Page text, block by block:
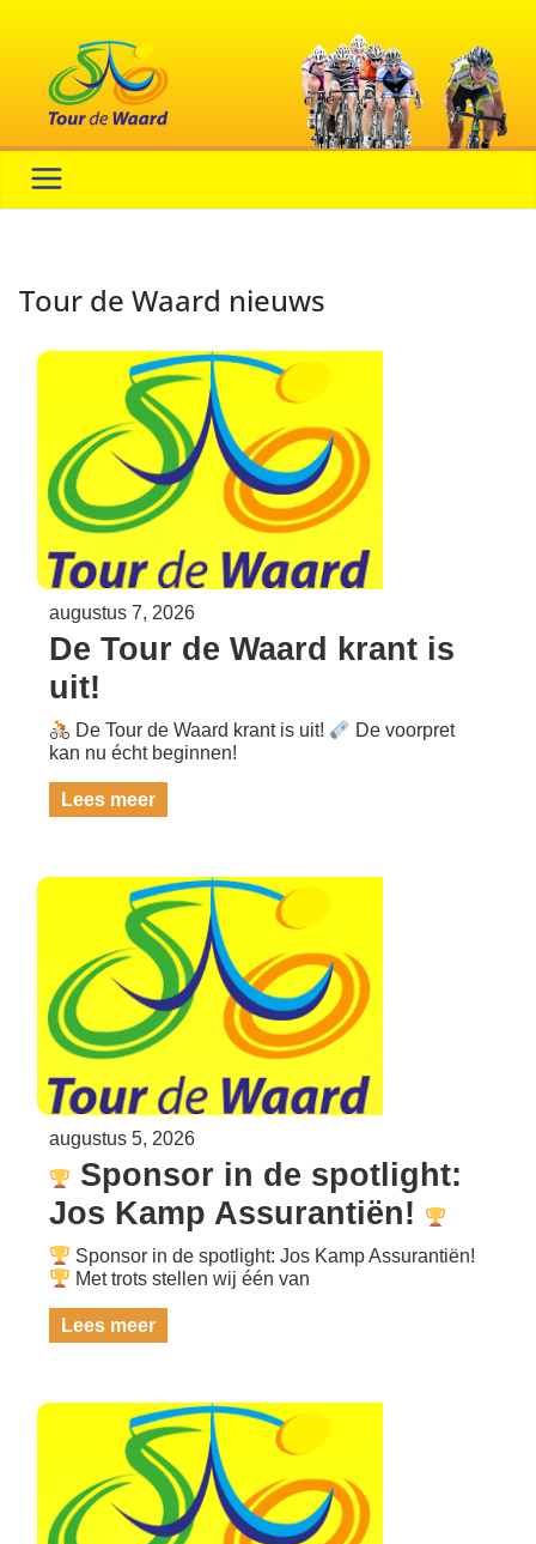
inhoud
Tour de Waard nieuws
augustus 7, 2026
De Tour de Waard krant is
uit!
De Tour de Waard krant is uit!
De voorpret
kan nu écht beginnen!
Lees meer
augustus 5, 2026
Sponsor in de spotlight:
Jos Kamp Assurantiën!
Sponsor in de spotlight: Jos Kamp Assurantiën!
Met trots stellen wij één van
Lees meer